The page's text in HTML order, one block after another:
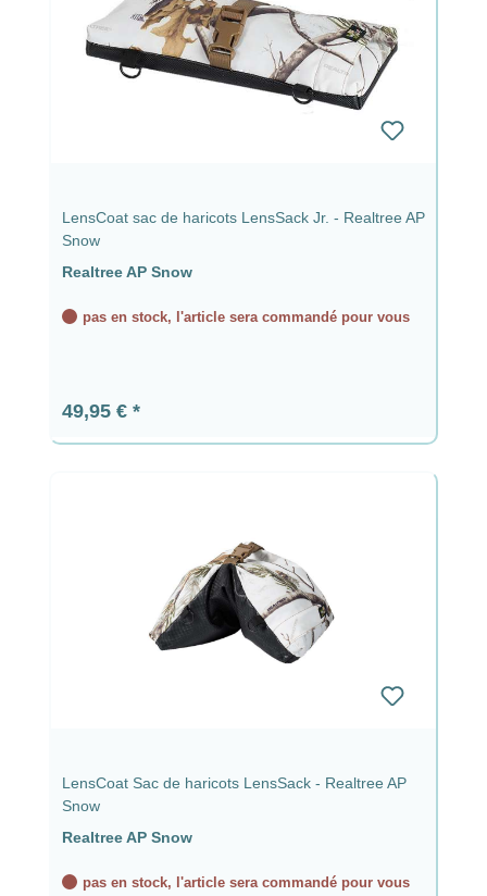
LensCoat sac de haricots LensSack Jr. - Realtree AP
Snow
Realtree AP Snow
pas en stock, l'article sera commandé pour vous
Prix régulier :
49,95 €
LensCoat Sac de haricots LensSack - Realtree AP
Snow
Realtree AP Snow
pas en stock, l'article sera commandé pour vous